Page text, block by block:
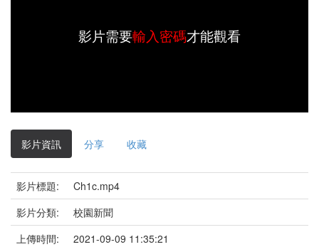
影片需要輸入密碼才能觀看
影片資訊 分享 收藏
影片標題:
Ch1c.mp4
影片分類:
校園新聞
上傳時間:
2021-09-09 11:35:21